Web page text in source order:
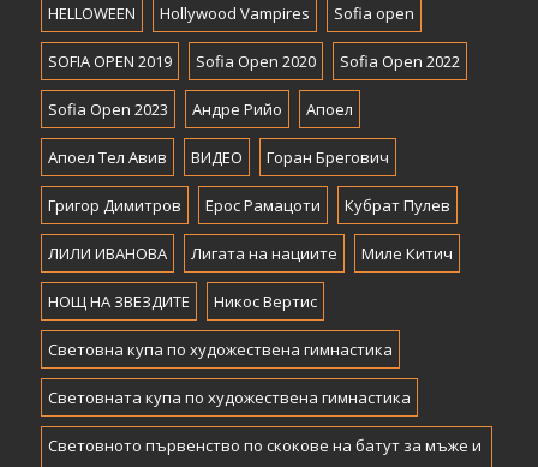
HELLOWEEN Hollywood Vampires Sofia open
SOFIA OPEN 2019 Sofia Open 2020 Sofia Open 2022
Sofia Open 2023 Андре Рийо Апоел
Апоел Тел Авив ВИДЕО Горан Брегович
Григор Димитров Ерос Рамацоти Кубрат Пулев
ЛИЛИ ИВАНОВА Лигата на нациите Миле Китич
НОЩ НА ЗВЕЗДИТЕ Никос Вертис
Световна купа по художествена гимнастика
Световната купа по художествена гимнастика
Световното първенство по скокове на батут за мъже и